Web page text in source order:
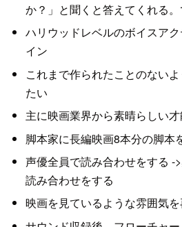
か？」と聞くと答えてくれる
ハリウッドレベルのボイスア
イン
これまで作られたことのない
たい
主に映画業界から素晴らしい
脚本家に長編映画8本分の脚本
声優全員で読み合わせをする -
読み合わせをする
映画を見ているような雰囲気